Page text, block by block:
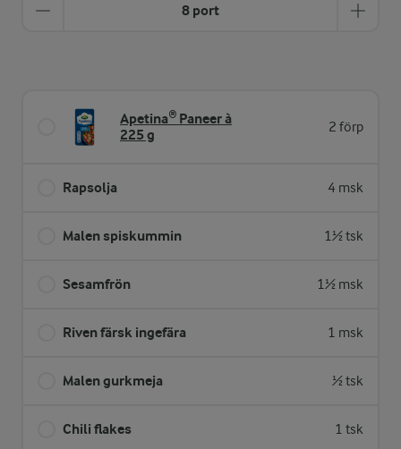
8 port
Apetina® Paneer à
225 g
2 förp
Rapsolja 4 msk
Malen spiskummin 1½ tsk
Sesamfrön 1½ msk
Riven färsk ingefära 1 msk
Malen gurkmeja ½ tsk
Chili flakes 1 tsk